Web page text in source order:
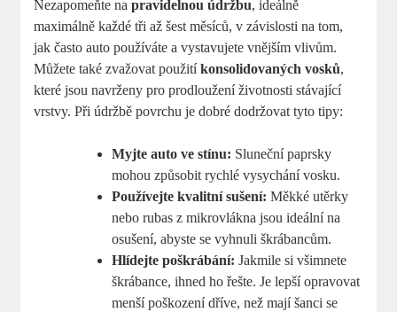
Nezapomeňte napravidelnou údržbu, ideálně
maximálně každé tři až šest měsíců, v závislosti na tom,
jak často auto používáte a vystavujete vnějším vlivům.
Můžete také zvažovat použitíkonsolidovaných vosků,
které jsou navrženy pro prodloužení životnosti stávající
vrstvy. Při údržbě povrchu je dobré dodržovat tyto tipy:
Myjte auto ve stínu: Sluneční paprsky
mohou způsobit rychlé vysychání vosku.
Používejte kvalitní sušení: Měkké utěrky
nebo rubas z mikrovlákna jsou ideální na
osušení, abyste se vyhnuli škrábancům.
Hlídejte poškrábání: Jakmile si všimnete
škrábance, ihned ho řešte. Je lepší opravovat
menší poškození dříve, než mají šanci se